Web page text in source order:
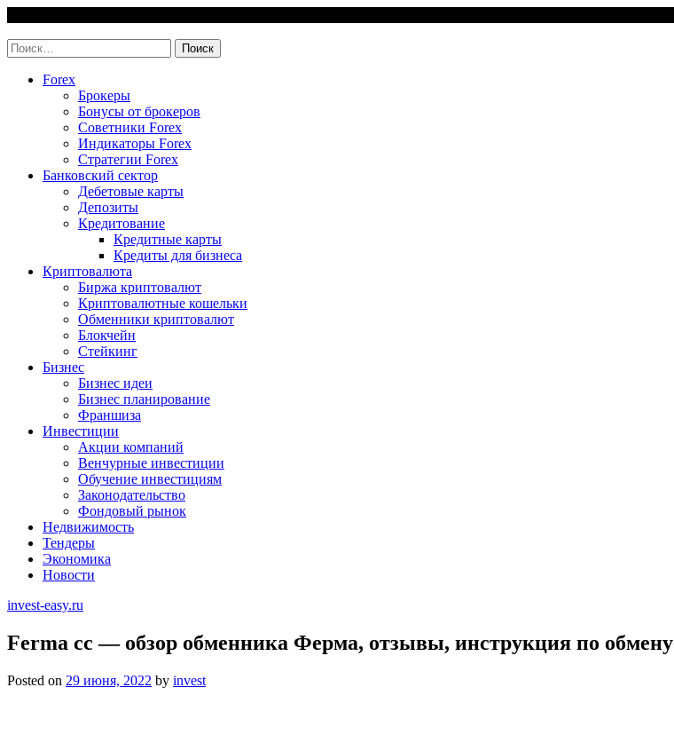
content
Найти:
Forex
Брокеры
Бонусы от брокеров
Советники Forex
Индикаторы Forex
Стратегии Forex
Банковский сектор
Дебетовые карты
Депозиты
Кредитование
Кредитные карты
Кредиты для бизнеса
Криптовалюта
Биржа криптовалют
Криптовалютные кошельки
Обменники криптовалют
Блокчейн
Стейкинг
Бизнес
Бизнес идеи
Бизнес планирование
Франшиза
Инвестиции
Акции компаний
Венчурные инвестиции
Обучение инвестициям
Законодательство
Фондовый рынок
Недвижимость
Тендеры
Экономика
Новости
invest-easy.ru
Ferma cc — обзор обменника Ферма, отзывы, инструкция по обмену
Posted on 29 июня, 2022 by invest